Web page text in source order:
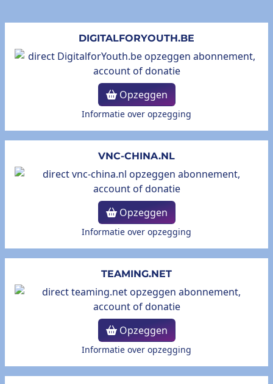
DIGITALFORYOUTH.BE
Opzeggen
Informatie over opzegging
VNC-CHINA.NL
Opzeggen
Informatie over opzegging
TEAMING.NET
Opzeggen
Informatie over opzegging